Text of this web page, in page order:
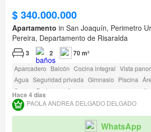
$ 340.000.000
Apartamento in San Joaquín, Perimetro
Pereira, Departamento de Risaralda
3 2 70 m²
Aparcadero Balcón Cocina integral Vista
Agua Seguridad privada Gimnasio Piscina
Sauna
Barbecue Acceso para personas con
Hace 4 días
PAOLA ANDREA DELGADO DELGADO
WhatsApp